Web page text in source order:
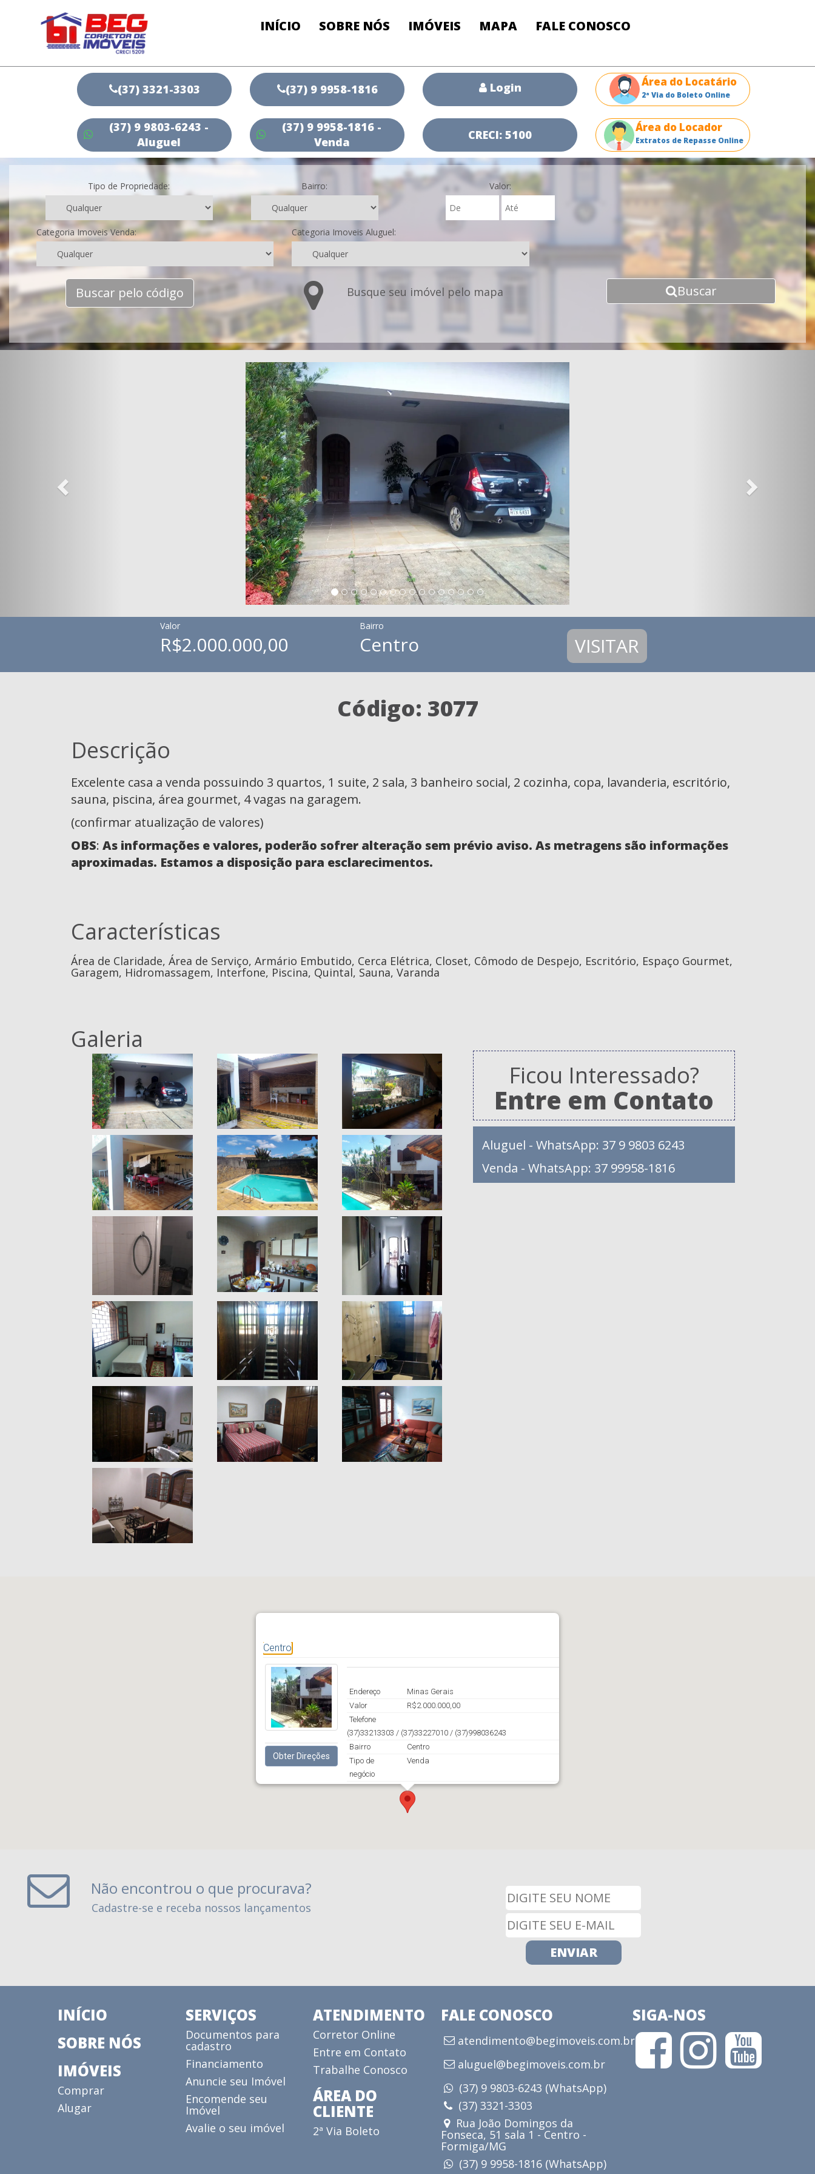
INÍCIO SOBRE NÓS IMÓVEIS MAPA FALE CONOSCO
(37) 3321-3303
(37) 9 9803-6243 -
Aluguel
(37) 9 9958-1816
(37) 9 9958-1816 -
Venda
Login
CRECI: 5100
Área do Locatário
2ª Via do Boleto Online
Área do Locador
Extratos de Repasse Online
Tipo de Propriedade: Bairro: Valor:
Categoria Imoveis Venda: Categoria Imoveis Aluguel:
Buscar pelo código Busque seu imóvel pelo mapa Buscar
Valor
R$2.000.000,00
Bairro
Centro VISITAR
Código: 3077
Descrição
Excelente casa a venda possuindo 3 quartos, 1 suite, 2 sala, 3 banheiro social, 2 cozinha, copa, lavanderia, escritório,
sauna, piscina, área gourmet, 4 vagas na garagem.
(confirmar atualização de valores)
OBS: As informações e valores, poderão sofrer alteração sem prévio aviso. As metragens são informações
aproximadas. Estamos a disposição para esclarecimentos.
Características
Área de Claridade, Área de Serviço, Armário Embutido, Cerca Elétrica, Closet, Cômodo de Despejo, Escritório, Espaço Gourmet,
Garagem, Hidromassagem, Interfone, Piscina, Quintal, Sauna, Varanda
Galeria
Ficou Interessado?
Entre em Contato
Aluguel - WhatsApp: 37 9 9803 6243
Venda - WhatsApp: 37 99958-1816
Centro
Obter Direções
Endereço
Minas Gerais
Valor
R$2.000.000,00
Telefone
(37)33213303 / (37)33227010 / (37)998036243
Bairro
Centro
Tipo de
negócio
Venda
Não encontrou o que procurava?
Cadastre-se e receba nossos lançamentos
INÍCIO
SOBRE NÓS
IMÓVEIS
Comprar
Alugar
SERVIÇOS
Documentos para
cadastro
Financiamento
Anuncie seu Imóvel
Encomende seu
Imóvel
Avalie o seu imóvel
ATENDIMENTO
Corretor Online
Entre em Contato
Trabalhe Conosco
ÁREA DO
CLIENTE
2ª Via Boleto
FALE CONOSCO
atendimento@begimoveis.com.br
aluguel@begimoveis.com.br
(37) 9 9803-6243 (WhatsApp)
(37) 3321-3303
Rua João Domingos da
Fonseca, 51 sala 1 - Centro -
Formiga/MG
(37) 9 9958-1816 (WhatsApp)
SIGA-NOS